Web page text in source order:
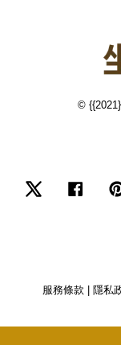
©
Twitter
服務條款 隱私